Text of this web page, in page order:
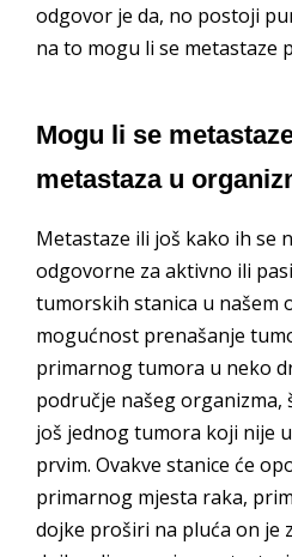
odgovor je da, no postoji
na to mogu li se metastaze
Mogu li se
metastaza u
Metastaze ili još kako ih se
odgovorne za aktivno ili
tumorskih stanica u našem
mogućnost prenašanje
primarnog tumora u neko
područje našeg organizma,
još jednog tumora koji nije
prvim. Ovakve stanice će
primarnog mjesta raka,
dojke proširi na pluća on je